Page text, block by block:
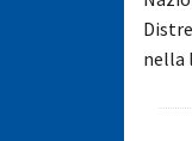
nella